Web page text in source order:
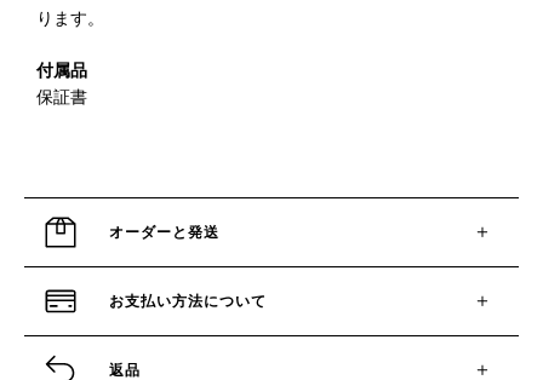
ります。
付属品
保証書
オーダーと発送
お支払い方法について
返品